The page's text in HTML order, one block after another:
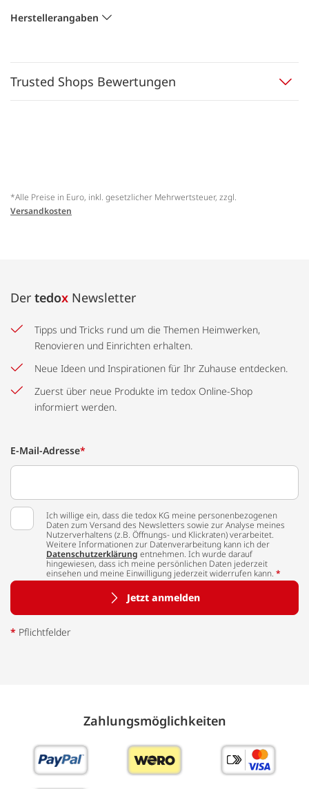
Herstellerangaben
Trusted Shops Bewertungen
*Alle Preise in Euro, inkl. gesetzlicher Mehrwertsteuer, zzgl.
Versandkosten
Der tedox Newsletter
Tipps und Tricks rund um die Themen Heimwerken,
Renovieren und Einrichten erhalten.
Neue Ideen und Inspirationen für Ihr Zuhause entdecken.
Zuerst über neue Produkte im tedox Online-Shop
informiert werden.
E-Mail-Adresse*
Ich willige ein, dass die tedox KG meine personenbezogenen
Daten zum Versand des Newsletters sowie zur Analyse meines
Nutzerverhaltens (z.B. Öffnungs- und Klickraten) verarbeitet.
Weitere Informationen zur Datenverarbeitung kann ich der
Datenschutzerklärung entnehmen. Ich wurde darauf
hingewiesen, dass ich meine persönlichen Daten jederzeit
einsehen und meine Einwilligung jederzeit widerrufen kann. *
Jetzt anmelden
* Pflichtfelder
Zahlungs­möglich­keiten